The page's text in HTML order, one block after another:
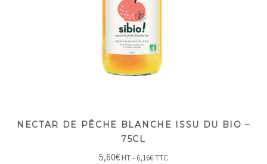
NECTAR DE PÊCHE BLANCHE ISSU DU BIO –
75CL
5,60€ HT - 6,16€TTC